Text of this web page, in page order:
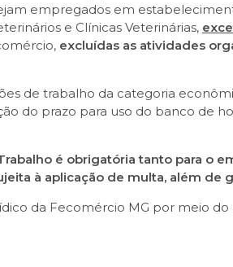
empregados em
e Clínicas Veterinárias,
excluídas as atividades
de trabalho da categoria
do prazo para uso do banco de
é obrigatória tanto para o
à aplicação de multa, além de
da Fecomércio MG por meio do